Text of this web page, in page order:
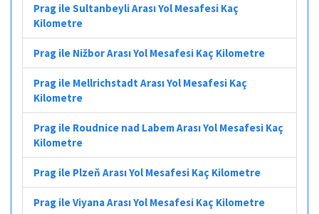
Prag ile Sultanbeyli Arası Yol Mesafesi Kaç
Kilometre
Prag ile Nižbor Arası Yol Mesafesi Kaç Kilometre
Prag ile Mellrichstadt Arası Yol Mesafesi Kaç
Kilometre
Prag ile Roudnice nad Labem Arası Yol Mesafesi Kaç
Kilometre
Prag ile Plzeň Arası Yol Mesafesi Kaç Kilometre
Prag ile Viyana Arası Yol Mesafesi Kaç Kilometre